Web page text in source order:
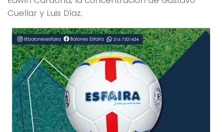
Cuellar y Luis Díaz.